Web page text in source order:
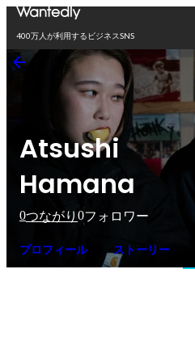
400万人が利用するビジネスSNS
Atsushi
Hamana
0つながり 0フォロワー
プロフィール ストーリー